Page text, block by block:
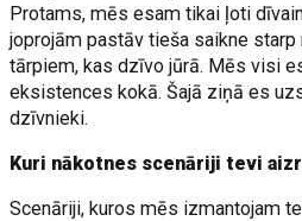
Protams, mēs esam tikai ļoti
joprojām pastāv tieša saikne starp
tārpiem, kas dzīvo jūrā. Mēs visi
eksistences kokā. Šajā ziņā es
dzīvnieki.
Kuri nākotnes scenāriji tevi
Scenāriji, kuros mēs izmantojam